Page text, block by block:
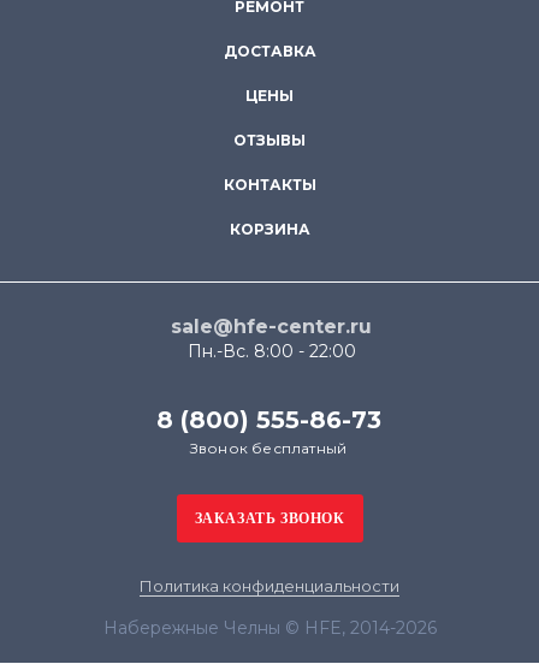
РЕМОНТ
ДОСТАВКА
ЦЕНЫ
ОТЗЫВЫ
КОНТАКТЫ
КОРЗИНА
sale@hfe-center.ru
Пн.-Вс. 8:00 - 22:00
8 (800) 555-86-73
Звонок бесплатный
Политика конфиденциальности
Набережные Челны © HFE, 2014-2026